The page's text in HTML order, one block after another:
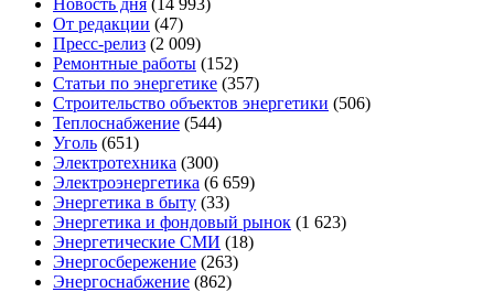
От редакции (47)
Пресс-релиз (2 009)
Ремонтные работы (152)
Статьи по энергетике (357)
Строительство объектов энергетики (506)
Теплоснабжение (544)
Уголь (651)
Электротехника (300)
Электроэнергетика (6 659)
Энергетика в быту (33)
Энергетика и фондовый рынок (1 623)
Энергетические СМИ (18)
Энергосбережение (263)
Энергоснабжение (862)